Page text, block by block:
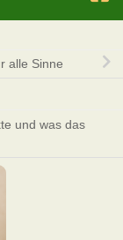
alle Sinne
und was das